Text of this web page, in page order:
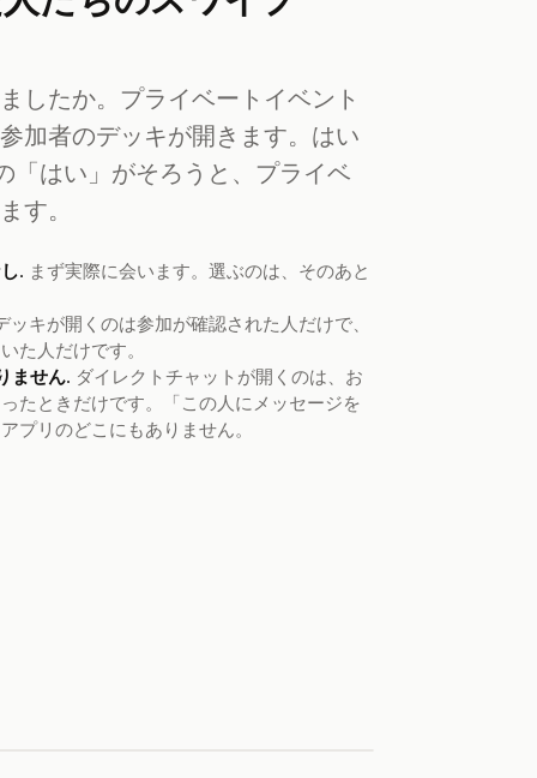
したか。プライベートイベント
加者のデッキが開きます。はい
「はい」がそろうと、プライベ
す。
. まず実際に会います。選ぶのは、そのあと
ッキが開くのは参加が確認された人だけで、
た人だけです。
ません. ダイレクトチャットが開くのは、お
たときだけです。「この人にメッセージを
プリのどこにもありません。